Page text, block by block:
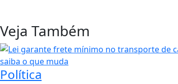
Veja Também
Política